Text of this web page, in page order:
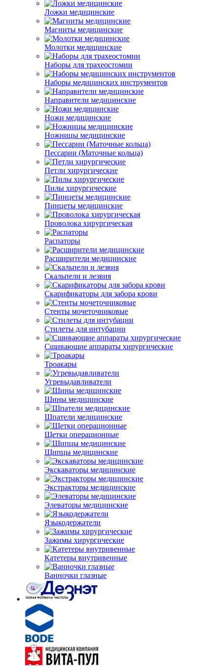
Ложки медицинские
Магниты медицинские
Молотки медицинские
Наборы для трахеостомии
Наборы медицинских инструментов
Направители медицинские
Ножи медицинские
Ножницы медицинские
Пессарии (Маточные кольца)
Петли хирургические
Пилы хирургические
Пинцеты медицинские
Проволока хирургическая
Распаторы
Расширители медицинские
Скальпели и лезвия
Скарификаторы для забора крови
Стенты мочеточниковые
Стилеты для интубации
Сшивающие аппараты хирургические
Троакары
Угревыдавливатели
Шины медицинские
Шпатели медицинские
Щетки операционные
Щипцы медицинские
Экскаваторы медицинские
Экстракторы медицинские
Элеваторы медицинские
Языкодержатели
Зажимы хирургические
Катетеры внутривенные
Ванночки глазные